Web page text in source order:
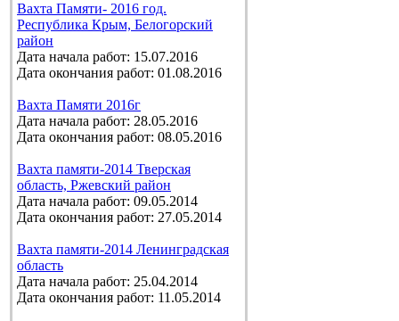
Вахта Памяти- 2016 год.
Республика Крым, Белогорский
район
Дата начала работ: 15.07.2016
Дата окончания работ: 01.08.2016
Вахта Памяти 2016г
Дата начала работ: 28.05.2016
Дата окончания работ: 08.05.2016
Вахта памяти-2014 Тверская
область, Ржевский район
Дата начала работ: 09.05.2014
Дата окончания работ: 27.05.2014
Вахта памяти-2014 Ленинградская
область
Дата начала работ: 25.04.2014
Дата окончания работ: 11.05.2014